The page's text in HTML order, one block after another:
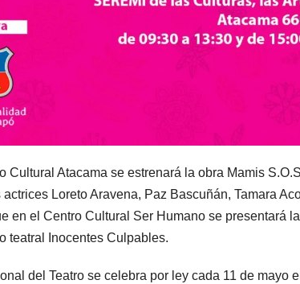
Cultural Atacama se estrenará la obra Mamis
Loreto Aravena, Paz Bascuñán, Tamara
en el Centro Cultural Ser Humano se presentará
teatral Inocentes Culpables.
del Teatro se celebra por ley cada 11 de mayo